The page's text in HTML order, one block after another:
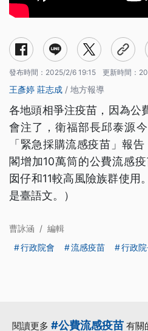
發布時間： 2025/2/6 19:15 更新時間：
王彥婷 莊志成 / 地方報導
各地頭相爭注疫苗，因為公
會注了，衛福部長邱泰源
「緊急採購流感疫苗」報
閣增加10萬筒的公費流感
囡仔和11較高風險族群使用
是臺語文。）
曹詠涵 / 編輯
行政院會
流感疫苗 行政
閱讀更多 #公費流感疫苗 有關